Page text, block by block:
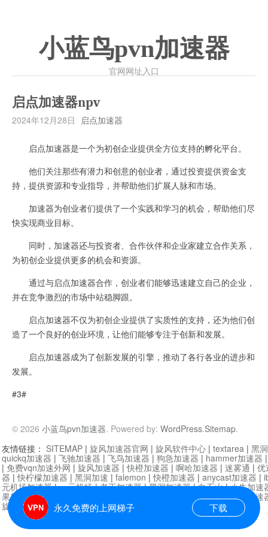
小蓝鸟pvn加速器
官网网址入口
启点加速器npv
2024年12月28日 启点加速器
启点加速器是一个为初创企业提供全方位支持的孵化平台。
他们关注那些有潜力和创意的创业者，通过投资提供资金支
持，提供资源和专业指导，并帮助他们扩展人脉和市场。
加速器为创业者们提供了一个实践和学习的机会，帮助他们尽
快实现商业目标。
同时，加速器还与投资者、合作伙伴和企业家建立合作关系，
为初创企业提供更多的机会和资源。
通过与启点加速器合作，创业者们能够迅速建立自己的企业，
并在竞争激烈的市场中站稳脚跟。
启点加速器不仅为初创企业提供了实质性的支持，还为他们创
造了一个良好的创业环境，让他们能够专注于创新和发展。
启点加速器成为了创新发展的引擎，推动了各行各业的进步和
发展。
#3#
© 2026 小蓝鸟pvn加速器. Powered by: WordPress.Sitemap.
永久免费的上网梯子 下载
友情链接： SITEMAP | 旋风加速器官网 | 旋风软件中心 | textarea | 黑
quickq加速器 | 飞驰加速器 | 飞鸟加速器 | 狗急加速器 | hammer加速器
| 免费vqn加速外网 | 旋风加速器 |快橙加速器 | 啊哈加速器 | 迷雾通 | 优
器 |快柠檬加速器 | 黑洞加速 | falemon |快橙加速器 | anycast加速器 |
元机场加速器|一元机场|老王加速器|黑洞加速器|白石山|小牛加速
果加速器|黑洞加速 海鸥加速器|芒果加速
旋风加速器度器|哔咔漫画 |PicACG